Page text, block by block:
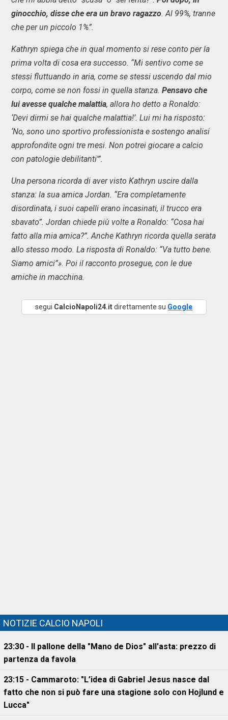
ginocchio, disse che era un bravo ragazzo. Al 99%, tranne
che per un piccolo 1%”.
Kathryn spiega che in qual momento si rese conto per la
prima volta di cosa era successo. “Mi sentivo come se
stessi fluttuando in aria, come se stessi uscendo dal mio
corpo, come se non fossi in quella stanza. Pensavo che
lui avesse qualche malattia, allora ho detto a Ronaldo:
‘Devi dirmi se hai qualche malattia!’. Lui mi ha risposto:
‘No, sono uno sportivo professionista e sostengo analisi
approfondite ogni tre mesi. Non potrei giocare a calcio
con patologie debilitanti'”.
Una persona ricorda di aver visto Kathryn uscire dalla
stanza: la sua amica Jordan. “Era completamente
disordinata, i suoi capelli erano incasinati, il trucco era
sbavato”. Jordan chiede più volte a Ronaldo: “Cosa hai
fatto alla mia amica?”. Anche Kathryn ricorda quella serata
allo stesso modo. La risposta di Ronaldo: “Va tutto bene.
Siamo amici”». Poi il racconto prosegue, con le due
amiche in macchina.
segui CalcioNapoli24.itdirettamente su Google
NOTIZIE CALCIO NAPOLI
23:30 - Il pallone della "Mano de Dios" all'asta: prezzo di
partenza da favola
23:15 - Cammaroto: "L’idea di Gabriel Jesus nasce dal
fatto che non si può fare una stagione solo con Hojlund e
Lucca"